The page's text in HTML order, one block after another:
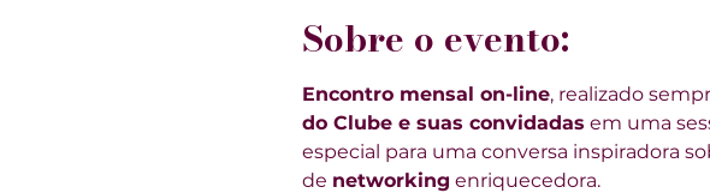
Sobre o evento:
Encontro mensal on-line, realizado
do Clube e suas convidadas em uma
especial para uma conversa inspiradora
de networking enriquecedora.